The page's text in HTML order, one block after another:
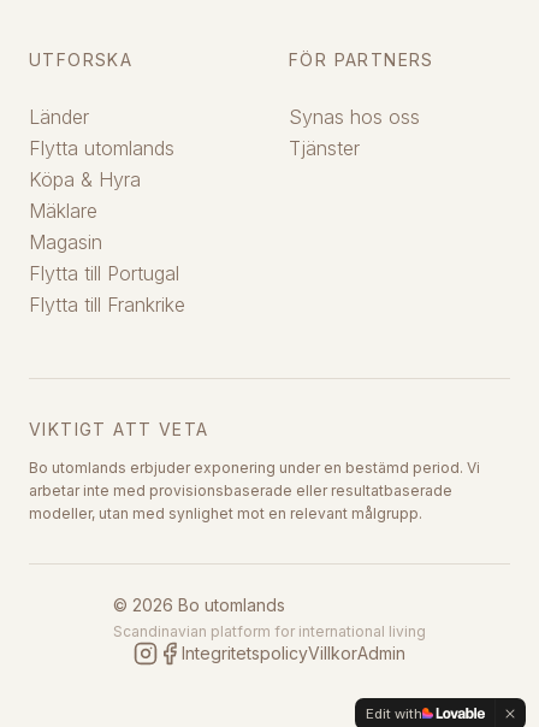
UTFORSKA
Länder
Flytta utomlands
Köpa & Hyra
Mäklare
Magasin
Flytta till Portugal
Flytta till Frankrike
FÖR PARTNERS
Synas hos oss
Tjänster
VIKTIGT ATT VETA
Bo utomlands erbjuder exponering under en bestämd period. Vi
arbetar inte med provisionsbaserade eller resultatbaserade
modeller, utan med synlighet mot en relevant målgrupp.
© 2026 Bo utomlands
Scandinavian platform for international living
IntegritetspolicyVillkorAdmin
Edit with